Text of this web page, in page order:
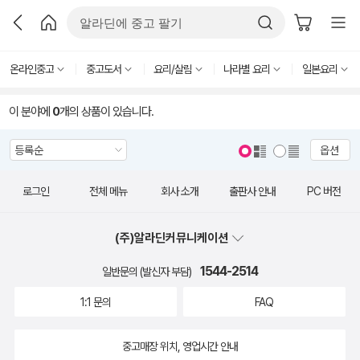
온라인중고 중고도서 요리/살림 나라별 요리 일본요리
이 분야에 0개의 상품이 있습니다.
옵션
로그인 전체 메뉴 회사 소개 출판사 안내 PC 버전
(주)알라딘커뮤니케이션
일반문의 (발신자 부담) 1544-2514
1:1 문의 FAQ
중고매장 위치, 영업시간 안내